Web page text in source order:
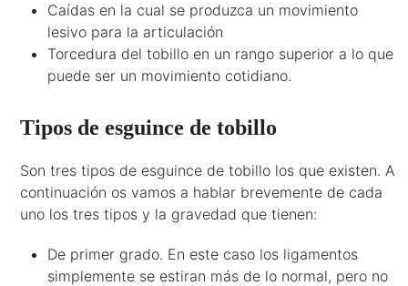
Caídas en la cual se produzca un movimiento
lesivo para la articulación
Torcedura del tobillo en un rango superior a lo que
puede ser un movimiento cotidiano.
Tipos de esguince de tobillo
Son tres tipos de esguince de tobillo los que existen. A
continuación os vamos a hablar brevemente de cada
uno los tres tipos y la gravedad que tienen:
De primer grado. En este caso los ligamentos
simplemente se estiran más de lo normal, pero no